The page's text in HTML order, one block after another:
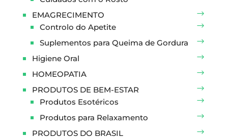
EMAGRECIMENTO
Controlo do Apetite
Suplementos para Queima de Gordura
Higiene Oral
HOMEOPATIA
PRODUTOS DE BEM-ESTAR
Produtos Esotéricos
Produtos para Relaxamento
PRODUTOS DO BRASIL